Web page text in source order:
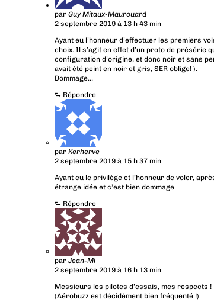
par Guy Mitaux-Maurouard
2 septembre 2019 à 13 h 43 min
Ayant eu l’honneur d’effectuer les premiers
choix. Il s’agit en effet d’un proto de présérie
configuration d’origine, et donc noir et sans
avait été peint en noir et gris, SER oblige! ).
Dommage…
⮑ Répondre
par Kerherve
2 septembre 2019 à 15 h 37 min
Ayant eu le privilège et l’honneur de voler,
étrange idée et c’est bien dommage
⮑ Répondre
par Jean-Mi
2 septembre 2019 à 16 h 13 min
Messieurs les pilotes d’essais, mes respects !
(Aérobuzz est décidément bien fréquenté !)